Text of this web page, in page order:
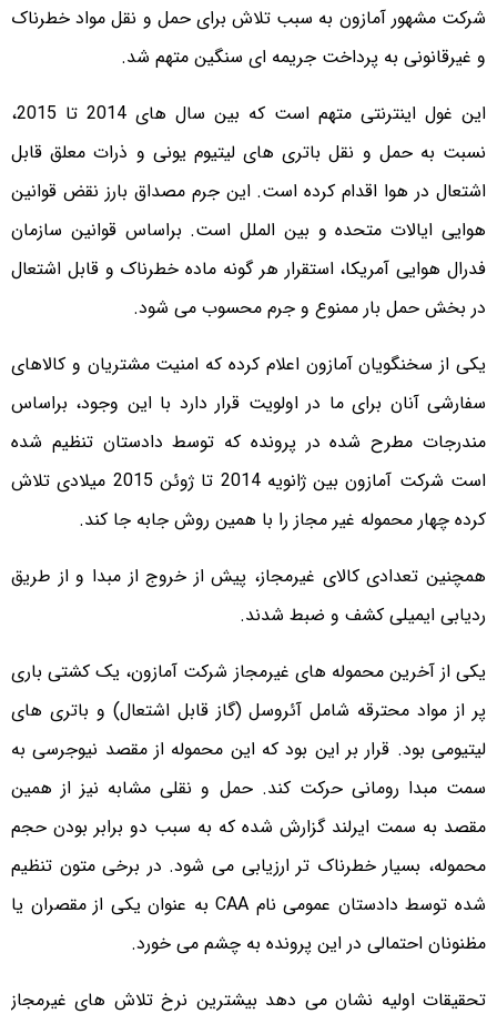
شرکت مشهور آمازون به سبب تلاش برای حمل و نقل مواد خطرناک
و غیرقانونی به پرداخت جریمه ای سنگین متهم شد.
این غول اینترنتی متهم است که بین سال های 2014 تا 2015،
نسبت به حمل و نقل باتری های لیتیوم یونی و ذرات معلق قابل
اشتعال در هوا اقدام کرده است. این جرم مصداق بارز نقض قوانین
هوایی ایالات متحده و بین الملل است. براساس قوانین سازمان
فدرال هوایی آمریکا، استقرار هر گونه ماده خطرناک و قابل اشتعال
در بخش حمل بار ممنوع و جرم محسوب می شود.
یکی از سخنگویان آمازون اعلام کرده که امنیت مشتریان و کالاهای
سفارشی آنان برای ما در اولویت قرار دارد با این وجود، براساس
مندرجات مطرح شده در پرونده که توسط دادستان تنظیم شده
است شرکت آمازون بین ژانویه 2014 تا ژوئن 2015 میلادی تلاش
کرده چهار محموله غیر مجاز را با همین روش جابه جا کند.
همچنین تعدادی کالای غیرمجاز، پیش از خروج از مبدا و از طریق
ردیابی ایمیلی کشف و ضبط شدند.
یکی از آخرین محموله های غیرمجاز شرکت آمازون، یک کشتی باری
پر از مواد محترقه شامل آئروسل (گاز قابل اشتعال) و باتری های
لیتیومی بود. قرار بر این بود که این محموله از مقصد نیوجرسی به
سمت مبدا رومانی حرکت کند. حمل و نقلی مشابه نیز از همین
مقصد به سمت ایرلند گزارش شده که به سبب دو برابر بودن حجم
محموله، بسیار خطرناک تر ارزیابی می شود. در برخی متون تنظیم
شده توسط دادستان عمومی نام CAA به عنوان یکی از مقصران یا
مظنونان احتمالی در این پرونده به چشم می خورد.
تحقیقات اولیه نشان می دهد بیشترین نرخ تلاش های غیرمجاز